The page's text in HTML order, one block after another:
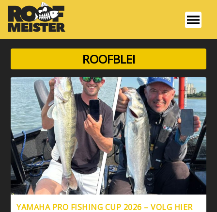
ROOFBLEI
YAMAHA PRO FISHING CUP 2026 – VOLG HIER